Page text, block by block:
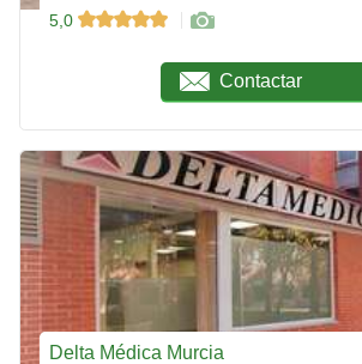
5,0
Contactar
Delta Médica Murcia